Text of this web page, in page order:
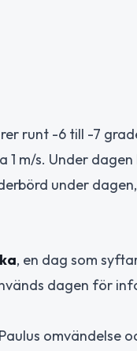
runt -6 till -7
m/s. Under
under
, en dag som
dagen för
omvändelse